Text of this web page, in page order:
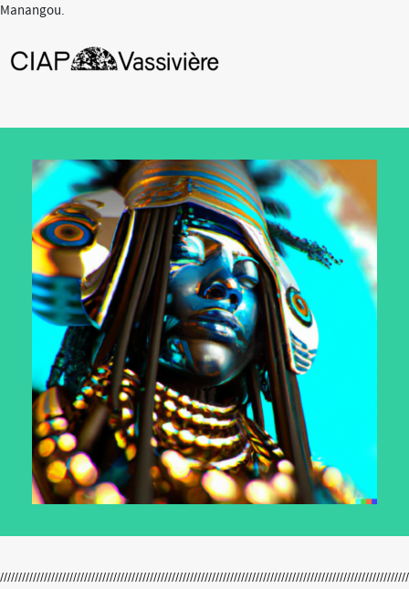
Manangou.